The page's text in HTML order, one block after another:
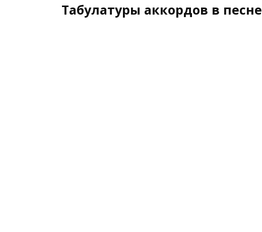
Табулатуры аккордов в песне